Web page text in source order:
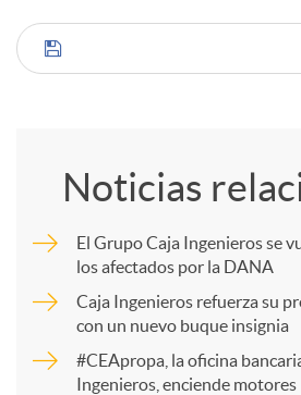
C
p
a
Noticias
El Grupo Caja Ingenieros se
los afectados por la DANA
Caja Ingenieros refuerza su
con un nuevo buque insignia
#CEApropa, la oficina
Ingenieros, enciende motores